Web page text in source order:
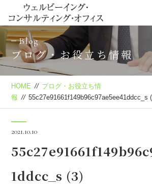
Blog
ブログ・お役立ち情報
HOME // ブログ・お役立ち情
報 // 55c27e91661f149b96c97ae5ee41ddcc_s
2021.10.10
1ddcc_s (3)